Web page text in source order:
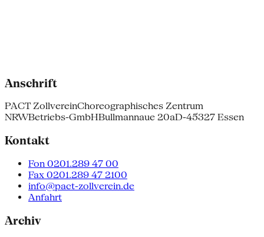
Anschrift
PACT ZollvereinChoreographisches Zentrum
NRWBetriebs-GmbHBullmannaue 20aD-45327 Essen
Kontakt
Fon 0201.289 47 00
Fax 0201.289 47 2100
info@pact-zollverein.de
Anfahrt
Archiv